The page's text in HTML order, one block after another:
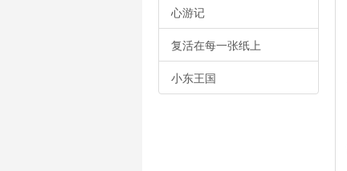
心游记
复活在每一张纸上
小东王国